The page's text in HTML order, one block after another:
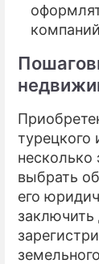
турецкого
несколько
выбрать
его